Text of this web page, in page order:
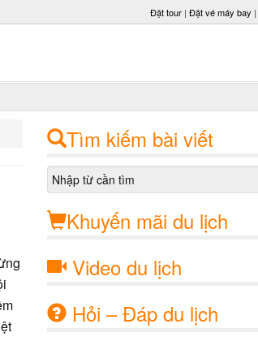
Đặt tour | Đặt vé máy bay |
Tìm kiếm bài viết
Khuyến mãi du lịch
Video du lịch
Hỏi – Đáp du lịch